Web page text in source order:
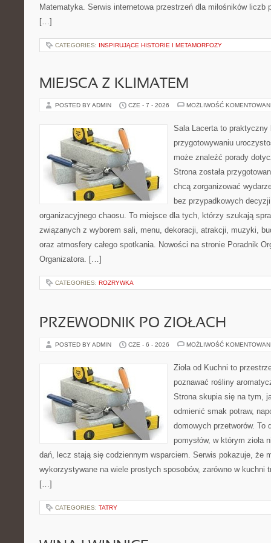
Matematyka. Serwis internetowa przestrzeń dla miłośników liczb
[…]
CATEGORIES: INSPIRUJĄCE HISTORIE I METAMORFOZY
MIEJSCA Z KLIMATEM
POSTED BY ADMIN CZE - 7 - 2026 MOŻLIWOŚĆ
Sala Lacerta to praktyczny
przygotowywaniu
może znaleźć porady
Strona została
chcą zorganizować
bez przypadkowych
organizacyjnego chaosu. To miejsce dla tych, którzy szukają
związanych z wyborem sali, menu, dekoracji, atrakcji, muzyki,
oraz atmosfery całego spotkania. Nowości na stronie Poradnik
Organizatora. […]
CATEGORIES: ROZRYWKA
PRZEWODNIK PO ZIOŁACH
POSTED BY ADMIN CZE - 6 - 2026 MOŻLIWOŚĆ
Zioła od Kuchni to
poznawać rośliny
Strona skupia się na tym,
odmienić smak potraw,
domowych przetworów. To
pomysłów, w którym zioła
dań, lecz stają się codziennym wsparciem. Serwis pokazuje, że
wykorzystywane na wiele prostych sposobów, zarówno w kuchni
[…]
CATEGORIES: TATRY